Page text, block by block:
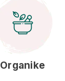
Organike